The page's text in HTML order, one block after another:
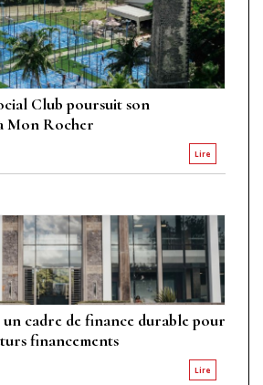
Club poursuit son
Mon Rocher
Lire
cadre de finance durable pour
financements
Lire